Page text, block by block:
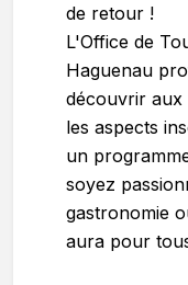
de retour !
L'Office de
Haguenau
découvrir aux
les aspects
un
soyez
gastronomie
aura pour